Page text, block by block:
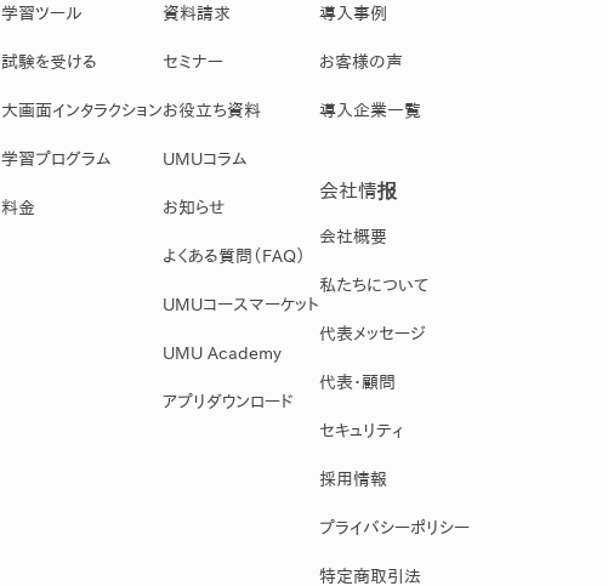
学習ツール
試験を受ける
大画面インタラクション
学習プログラム
料金
資料請求
セミナー
お役立ち資料
UMUコラム
お知らせ
よくある質問（FAQ）
UMUコースマーケット
UMU Academy
アプリダウンロード
導入事例
お客様の声
導入企業一覧
会社情报
会社概要
私たちについて
代表メッセージ
代表・顧問
セキュリティ
採用情報
プライバシーポリシー
特定商取引法